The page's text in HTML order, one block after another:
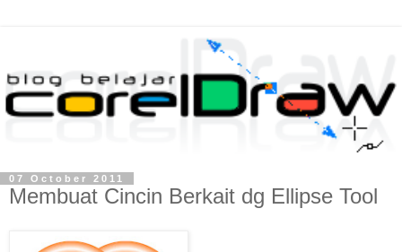
07 October 2011
Membuat Cincin Berkait dg Ellipse Tool